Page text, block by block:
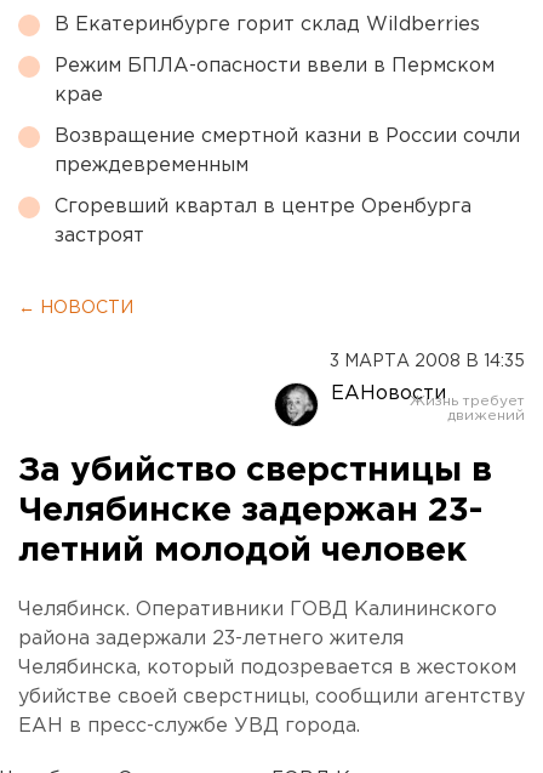
В Екатеринбурге горит склад Wildberries
Режим БПЛА-опасности ввели в Пермском
крае
Возвращение смертной казни в России сочли
преждевременным
Сгоревший квартал в центре Оренбурга
застроят
← НОВОСТИ
3 МАРТА 2008 В 14:35
ЕАНовости
За убийство сверстницы в
Челябинске задержан 23-
летний молодой человек
Челябинск. Оперативники ГОВД Калининского
района задержали 23-летнего жителя
Челябинска, который подозревается в жестоком
убийстве своей сверстницы, сообщили агентству
ЕАН в пресс-службе УВД города.